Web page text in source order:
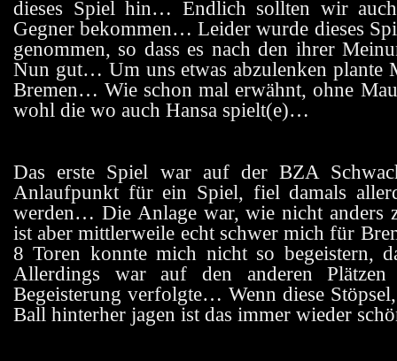
dieses Spiel hin… Endlich sollten wir
Gegner bekommen… Leider wurde dieses
genommen, so dass es nach den ihrer
Nun gut… Um uns etwas abzulenken plante
Bremen… Wie schon mal erwähnt, ohne
wohl die wo auch Hansa spielt(e)…
Das erste Spiel war auf der BZA
Anlaufpunkt für ein Spiel, fiel damals
werden… Die Anlage war, wie nicht anders
ist aber mittlerweile echt schwer mich für
8 Toren konnte mich nicht so begeistern,
Allerdings war auf den anderen
Begeisterung verfolgte… Wenn diese
Ball hinterher jagen ist das immer wieder